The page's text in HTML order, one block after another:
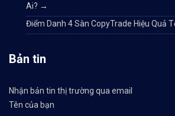
Ai? →
Điểm Danh 4 Sàn CopyTrade Hiệu Quả
Bản tin
Nhận bản tin thị trường qua email
Tên của bạn